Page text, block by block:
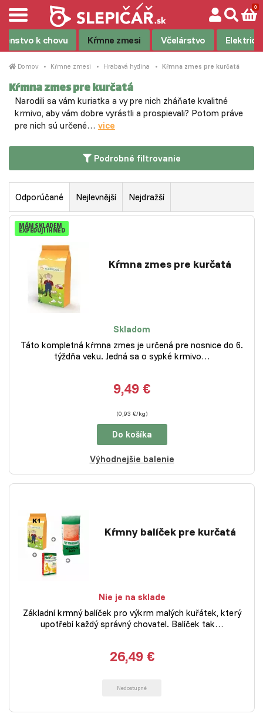
k chovu Kŕmne zmesi Včelárstvo
Domov Kŕmne zmesi Hrabavá hydina Kŕmna zmes pre kurčatá
Kŕmna zmes pre kurčatá
Narodili sa vám kuriatka a vy pre nich zháňate kvalitné
krmivo, aby vám dobre vyrástli a prospievali? Potom práve
pre nich sú určené… vice
Podrobné filtrovanie
Odporúčané Nejlevnější Nejdražší
MÁM SKLADEM
EXPEDUJI IHNED
Kŕmna zmes pre kurčatá
Skladom
Táto kompletná kŕmna zmes je určená pre nosnice do 6.
týždňa veku. Jedná sa o sypké krmivo…
9,49 €
(0,93 €/kg)
Do košíka
Výhodnejšie balenie
Kŕmny balíček pre kurčatá
Nie je na sklade
Základní krmný balíček pro výkrm malých kuřátek, který
upotřebí každý správný chovatel. Balíček tak…
26,49 €
Nedostupné